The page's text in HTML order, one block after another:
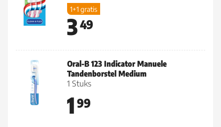
1+1 gratis
349
Oral-B 123 Indicator Manuele
Tandenborstel Medium
1 Stuks
1 99